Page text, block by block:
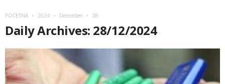
POČETNA 2024 December 28
Daily Archives: 28/12/2024